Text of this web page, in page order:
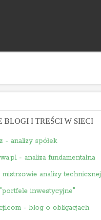
BLOGI I TREŚCI W SIECI
- analizy spółek
- analiza fundamentalna
analizy technicznej
inwestycyjne"
- blog o obligacjach